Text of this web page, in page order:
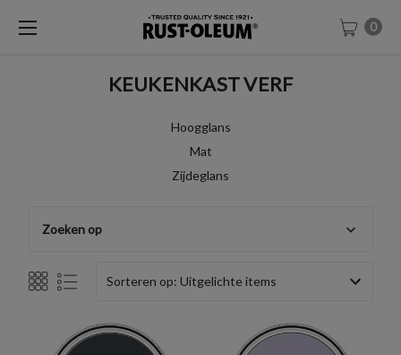
0
KEUKENKAST VERF
Hoogglans
Mat
Zijdeglans
Zoeken op
Sorteren op: